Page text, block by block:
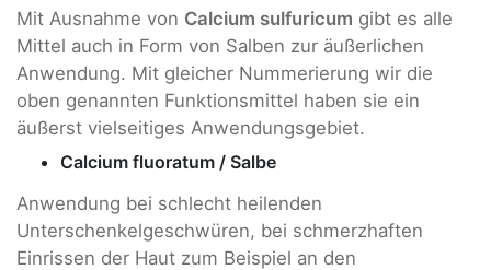
Mit Ausnahme von Calcium sulfuricum gibt es alle
Mittel auch in Form von Salben zur äußerlichen
Anwendung. Mit gleicher Nummerierung wir die
oben genannten Funktionsmittel haben sie ein
äußerst vielseitiges Anwendungsgebiet.
Calcium fluoratum / Salbe
Anwendung bei schlecht heilenden
Unterschenkelgeschwüren, bei schmerzhaften
Einrissen der Haut zum Beispiel an den